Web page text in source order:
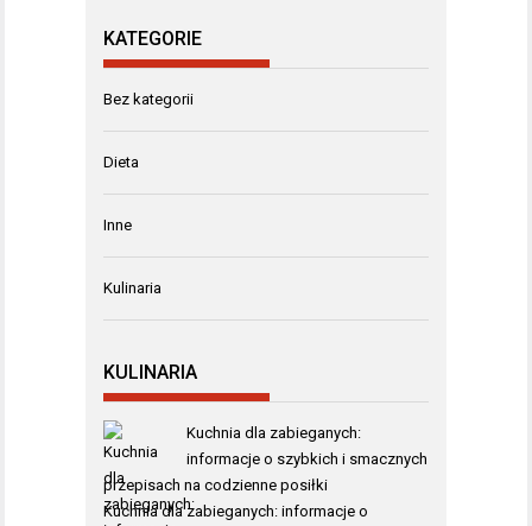
KATEGORIE
Bez kategorii
Dieta
Inne
Kulinaria
KULINARIA
Kuchnia dla zabieganych:
informacje o szybkich i smacznych
przepisach na codzienne posiłki
Kuchnia dla zabieganych: informacje o